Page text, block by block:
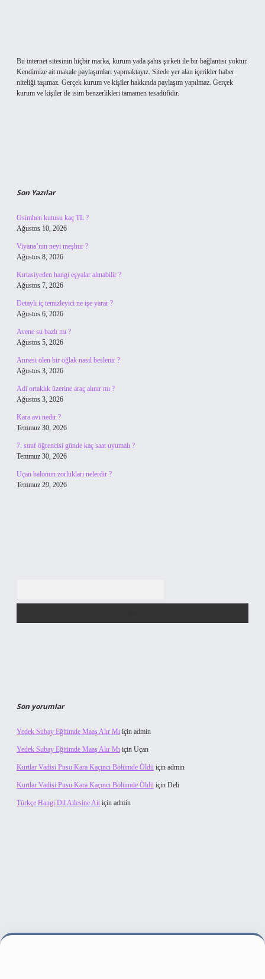
Bu internet sitesinin hiçbir marka, kurum yada şahıs şirketi ile bir bağlantısı yoktur.
Kendimize ait makale paylaşımları yapmaktayız. Sitede yer alan içerikler haber
niteliği taşımaz. Gerçek kurum ve kişiler hakkında paylaşım yapılmaz. Gerçek
kurum ve kişiler ile isim benzerlikleri tamamen tesadüfidir.
Son Yazılar
Osimhen kutusu kaç TL ?
Ağustos 10, 2026
Viyana’nın neyi meşhur ?
Ağustos 8, 2026
Kırtasiyeden hangi eşyalar alınabilir ?
Ağustos 7, 2026
Detaylı iç temizleyici ne işe yarar ?
Ağustos 6, 2026
Avene su bazlı mı ?
Ağustos 5, 2026
Annesi ölen bir oğlak nasıl beslenir ?
Ağustos 3, 2026
Adi ortaklık üzerine araç alınır mı ?
Ağustos 3, 2026
Kara avı nedir ?
Temmuz 30, 2026
7. sınıf öğrencisi günde kaç saat uyumalı ?
Temmuz 30, 2026
Uçan balonun zorlukları nelerdir ?
Temmuz 29, 2026
Son yorumlar
Yedek Subay Eğitimde Maaş Alır Mı için admin
Yedek Subay Eğitimde Maaş Alır Mı için Uçan
Kurtlar Vadisi Pusu Kara Kaçıncı Bölümde Öldü için admin
Kurtlar Vadisi Pusu Kara Kaçıncı Bölümde Öldü için Deli
Türkçe Hangi Dil Ailesine Ait için admin
bahis sitesi